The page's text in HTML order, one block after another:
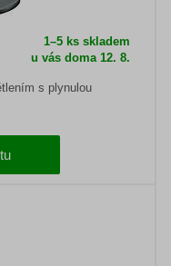
1–5 ks skladem
u vás doma 12. 8.
s plynulou